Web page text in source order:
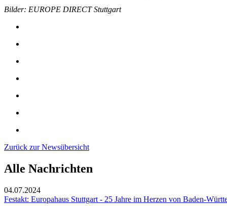
Bilder: EUROPE DIRECT Stuttgart
Zurück zur Newsübersicht
Alle Nachrichten
04.07.2024
Festakt: Europahaus Stuttgart - 25 Jahre im Herzen von Baden-